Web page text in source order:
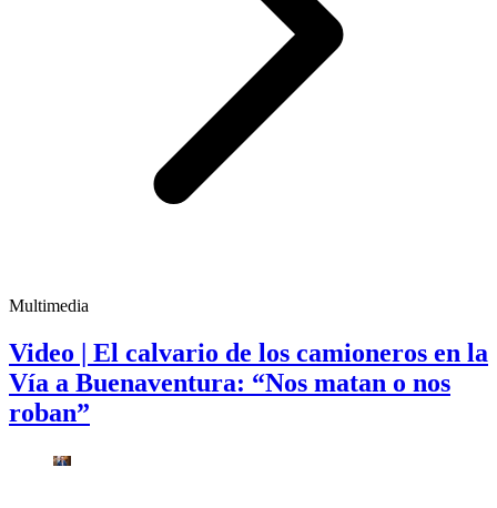
Multimedia
Video | El calvario de los camioneros en la
Vía a Buenaventura: “Nos matan o nos
roban”